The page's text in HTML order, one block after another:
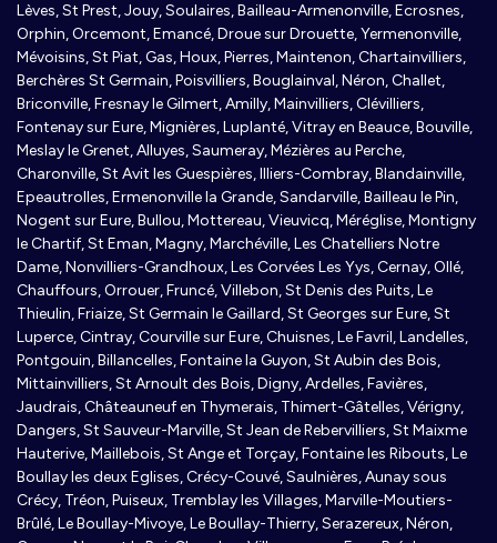
Lèves, St Prest, Jouy, Soulaires, Bailleau-Armenonville, Ecrosnes,
Orphin, Orcemont, Emancé, Droue sur Drouette, Yermenonville,
Mévoisins, St Piat, Gas, Houx, Pierres, Maintenon, Chartainvilliers,
Berchères St Germain, Poisvilliers, Bouglainval, Néron, Challet,
Briconville, Fresnay le Gilmert, Amilly, Mainvilliers, Clévilliers,
Fontenay sur Eure, Mignières, Luplanté, Vitray en Beauce, Bouville,
Meslay le Grenet, Alluyes, Saumeray, Mézières au Perche,
Charonville, St Avit les Guespières, Illiers-Combray, Blandainville,
Epeautrolles, Ermenonville la Grande, Sandarville, Bailleau le Pin,
Nogent sur Eure, Bullou, Mottereau, Vieuvicq, Méréglise, Montigny
le Chartif, St Eman, Magny, Marchéville, Les Chatelliers Notre
Dame, Nonvilliers-Grandhoux, Les Corvées Les Yys, Cernay, Ollé,
Chauffours, Orrouer, Fruncé, Villebon, St Denis des Puits, Le
Thieulin, Friaize, St Germain le Gaillard, St Georges sur Eure, St
Luperce, Cintray, Courville sur Eure, Chuisnes, Le Favril, Landelles,
Pontgouin, Billancelles, Fontaine la Guyon, St Aubin des Bois,
Mittainvilliers, St Arnoult des Bois, Digny, Ardelles, Favières,
Jaudrais, Châteauneuf en Thymerais, Thimert-Gâtelles, Vérigny,
Dangers, St Sauveur-Marville, St Jean de Rebervilliers, St Maixme
Hauterive, Maillebois, St Ange et Torçay, Fontaine les Ribouts, Le
Boullay les deux Eglises, Crécy-Couvé, Saulnières, Aunay sous
Crécy, Tréon, Puiseux, Tremblay les Villages, Marville-Moutiers-
Brûlé, Le Boullay-Mivoye, Le Boullay-Thierry, Serazereux, Néron,